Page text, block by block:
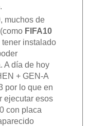
muchos de
FIFA10
instalado
A día de hoy
+ GEN-A
por lo que en
ejecutar esos
con placa